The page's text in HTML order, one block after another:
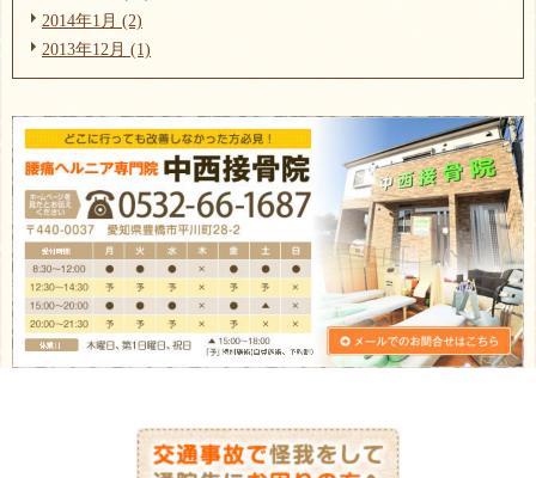
2014年1月 (2)
2013年12月 (1)